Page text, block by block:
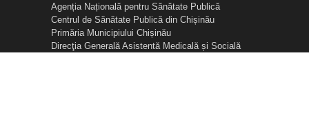
Agenția Națională pentru Sănătate Publică
Centrul de Sănătate Publică din Chișinău
Primăria Municipiului Chișinău
Direcţia Generală Asistentă Medicală și Socială